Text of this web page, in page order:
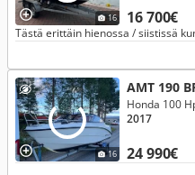
16 16 700€
Tästä erittäin hienossa / siistissä
16
AMT 190
24 990€
Honda 100
2017